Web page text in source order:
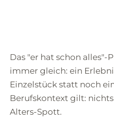
Das "er hat schon alles"-
immer gleich: ein
Einzelstück statt noch
Berufskontext gilt:
Alters-Spott.